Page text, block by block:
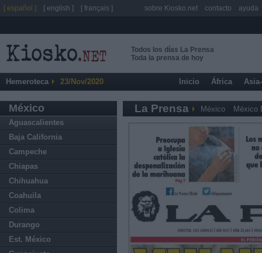
Todos los días La Prensa
Toda la prensa de hoy
Hemeroteca 23/Nov/2020 Inicio África
México
Aguascalientes
Baja California
Campeche
Chiapas
Chihuahua
Coahuila
Colima
Durango
Est. México
La Prensa México México
[ español ] [ english ] [ français ] sobre Kiosko.net contacto ayuda